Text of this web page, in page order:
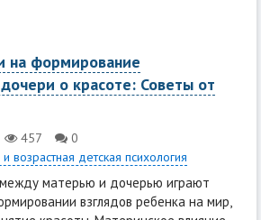
на формирование
о красоте: Советы от
457
0
возрастная детская психология
матерью и дочерью играют
взглядов ребенка на мир,